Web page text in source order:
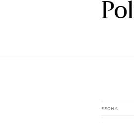
FECHA